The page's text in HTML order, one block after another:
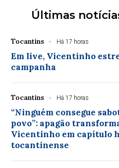
Últimas
Tocantins Há 17 horas
Em live, Vicentinho
campanha
Tocantins Há 17 horas
“Ninguém consegue
povo”: apagão
Vicentinho em capítulo
tocantinense